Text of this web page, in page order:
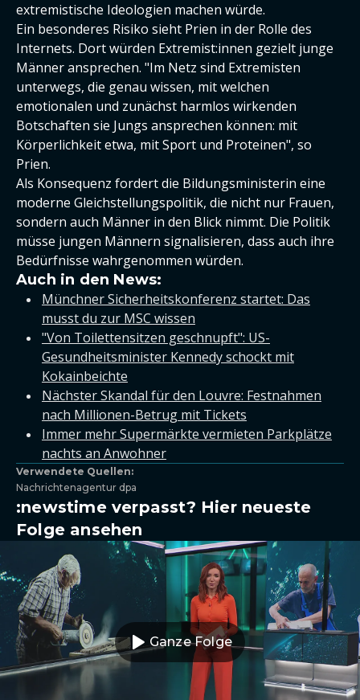
extremistische Ideologien machen würde.
Ein besonderes Risiko sieht Prien in der Rolle des
Internets. Dort würden Extremist:innen gezielt junge
Männer ansprechen. "Im Netz sind Extremisten
unterwegs, die genau wissen, mit welchen
emotionalen und zunächst harmlos wirkenden
Botschaften sie Jungs ansprechen können: mit
Körperlichkeit etwa, mit Sport und Proteinen", so
Prien.
Als Konsequenz fordert die Bildungsministerin eine
moderne Gleichstellungspolitik, die nicht nur Frauen,
sondern auch Männer in den Blick nimmt. Die Politik
müsse jungen Männern signalisieren, dass auch ihre
Bedürfnisse wahrgenommen würden.
Auch in den News:
Münchner Sicherheitskonferenz startet: Das
musst du zur MSC wissen
"Von Toilettensitzen geschnupft": US-
Gesundheitsminister Kennedy schockt mit
Kokainbeichte
Nächster Skandal für den Louvre: Festnahmen
nach Millionen-Betrug mit Tickets
Immer mehr Supermärkte vermieten Parkplätze
nachts an Anwohner
Verwendete Quellen:
Nachrichtenagentur dpa
:newstime verpasst? Hier neueste
Folge ansehen
Ganze Folge